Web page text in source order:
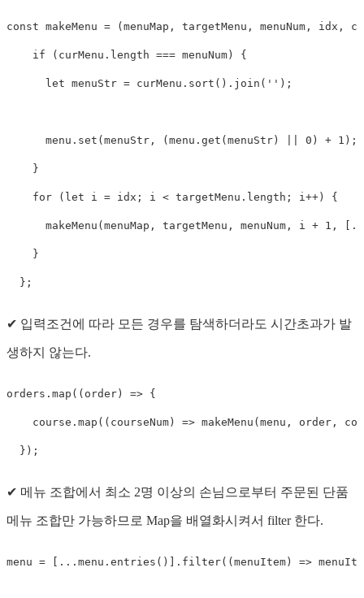
const makeMenu = ( menuMap , targetMenu , menuNum , idx ,
if ( curMenu . length === menuNum ) {
let menuStr = curMenu . sort ( ) . join ( '' ) ;
      menu
. set ( menuStr , ( menu . get ( menuStr ) 0 ) + 1 ) ;
}
for ( let i = idx ; i < targetMenu . length ; i ++ ) {
makeMenu ( menuMap , targetMenu , menuNum , i + 1 ,
}
} ;
✔ 입력조건에 따라 모든 경우를 탐색하더라도 시간초과가 발
생하지 않는다.
orders . map ( ( order ) => {
    course
. map ( ( courseNum ) => makeMenu ( menu , order ,
} ) ;
✔ 메뉴 조합에서 최소 2명 이상의 손님으로부터 주문된 단품
메뉴 조합만 가능하므로 Map을 배열화시켜서 filter 한다.
menu = ... menu . entries ( ) . filter( ( menuItem ) =>